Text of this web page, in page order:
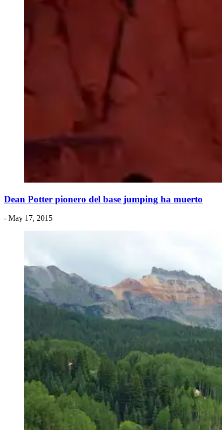
Dean Potter pionero del base jumping ha muerto
- May 17, 2015